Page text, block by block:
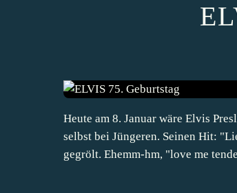
Heute am 8. Januar wäre Elvis
selbst bei Jüngeren. Seinen Hit:
gegrölt. Ehemm-hm, "love me